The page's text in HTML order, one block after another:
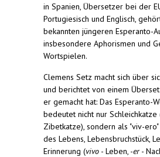
in Spanien, Übersetzer bei der
Portugiesisch und Englisch,
bekannten jüngeren Esperanto-
insbesondere Aphorismen und
Wortspielen.
Clemens Setz macht sich über
und berichtet von einem
er gemacht hat: Das Esperanto-
bedeutet nicht nur Schleichkatze
Zibetkatze), sondern als "viv-
des Lebens, Lebensbruchstück,
Erinnerung (vivo - Leben, -er-